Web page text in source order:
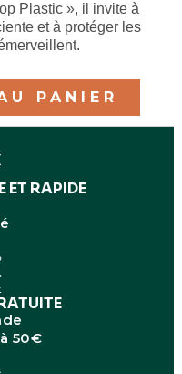
Plastic », il invite à
et à protéger les
PANIER
ET RAPIDE
50€